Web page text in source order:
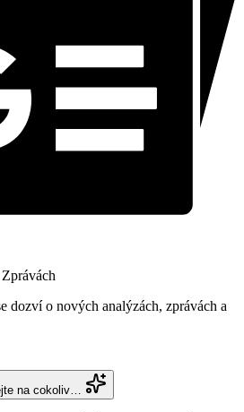
dozví o nových analýzách, zprávách a
na cokoliv…